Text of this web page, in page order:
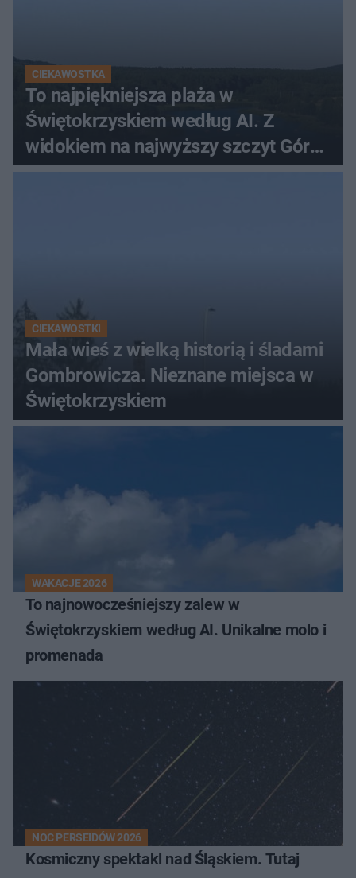
CIEKAWOSTKA
To najpiękniejsza plaża w
Świętokrzyskiem według AI. Z
widokiem na najwyższy szczyt Gór
Świętokrzyskich
CIEKAWOSTKI
Mała wieś z wielką historią i śladami
Gombrowicza. Nieznane miejsca w
Świętokrzyskiem
WAKACJE 2026
To najnowocześniejszy zalew w
Świętokrzyskiem według AI. Unikalne molo i
promenada
NOC PERSEIDÓW 2026
Kosmiczny spektakl nad Śląskiem. Tutaj